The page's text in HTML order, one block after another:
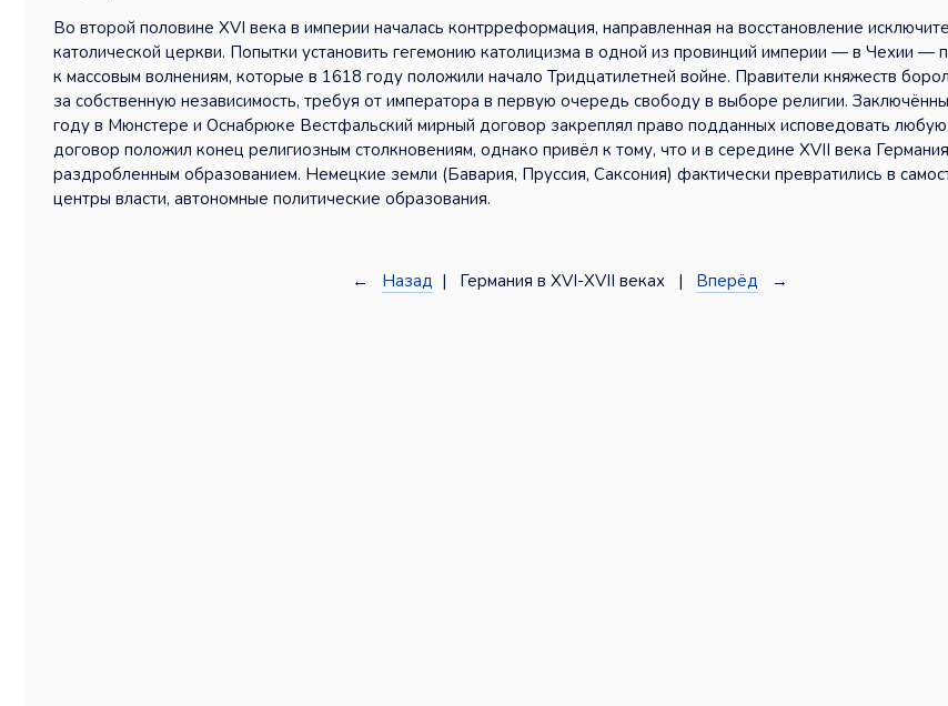
Во второй половине XVI века в империи началась контрреформация, направленная на восстановление
католической церкви. Попытки установить гегемонию католицизма в одной из провинций империи — в Чехии —
к массовым волнениям, которые в 1618 году положили начало Тридцатилетней войне. Правители княжеств
за собственную независимость, требуя от императора в первую очередь свободу в выборе религии.
году в Мюнстере и Оснабрюке Вестфальский мирный договор закреплял право подданных исповедовать
договор положил конец религиозным столкновениям, однако привёл к тому, что и в середине XVII века
раздробленным образованием. Немецкие земли (Бавария, Пруссия, Саксония) фактически превратились в
центры власти, автономные политические образования.
← Назад | Германия в XVI-XVII веках | Вперёд →